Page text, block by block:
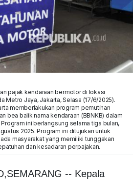
pajak kendaraan bermotor di lokasi
Metro Jaya, Jakarta, Selasa (17/6/2025).
memberlakukan program pemutihan
bea balik nama kendaraan (BBNKB) dalam
ini berlangsung selama tiga bulan,
2025. Program ini ditujukan untuk
masyarakat yang memiliki tunggakan
dan kesadaran perpajakan.
-- Kepala